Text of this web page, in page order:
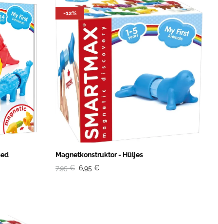
-12%
Magnetkonstruktor - Hüljes
7,95 € 6,95 €